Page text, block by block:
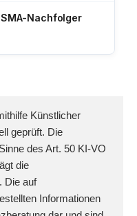
Nachfolger
Künstlicher
geprüft. Die
des Art. 50 KI-VO
die
. Die auf
Informationen